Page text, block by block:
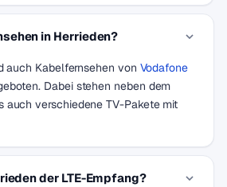
in Herrieden?
auch Kabelfernsehen von Vodafone
Dabei stehen neben dem
auch verschiedene TV-Pakete mit
der LTE-Empfang?